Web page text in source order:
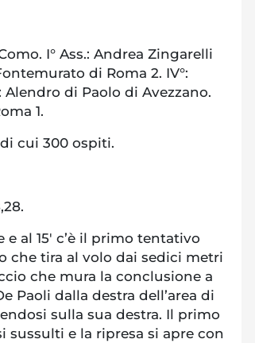
I° Ass.: Andrea Zingarelli
di Roma 2. IV°:
Alendro di Paolo di Avezzano.
1.
cui 300 ospiti.
al 15′ c’è il primo tentativo
che tira al volo dai sedici metri
che mura la conclusione a
Paoli dalla destra dell’area di
sulla sua destra. Il primo
sussulti e la ripresa si apre con